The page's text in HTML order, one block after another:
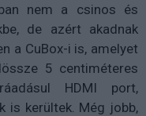
nem a csinos és
de azért akadnak
a CuBox-i is, amelyet
5 centiméteres
HDMI port,
is kerültek. Még jobb,